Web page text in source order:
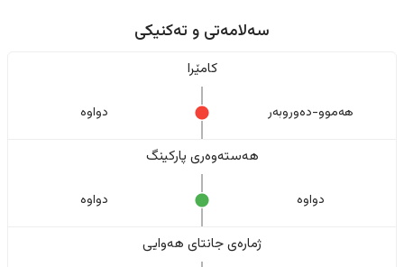
سەلامەتی و تەکنیکی
کامێرا
هەموو-دەوروبەر دواوە
هەستەوەری پارکینگ
دواوە دواوە
ژمارەی جانتای هەوایی